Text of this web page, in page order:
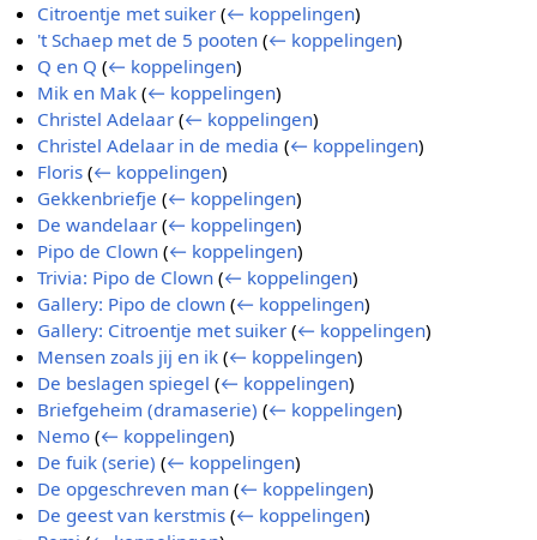
Citroentje met suiker (← koppelingen)
't Schaep met de 5 pooten (← koppelingen)
Q en Q (← koppelingen)
Mik en Mak (← koppelingen)
Christel Adelaar (← koppelingen)
Christel Adelaar in de media (← koppelingen)
Floris (← koppelingen)
Gekkenbriefje (← koppelingen)
De wandelaar (← koppelingen)
Pipo de Clown (← koppelingen)
Trivia: Pipo de Clown (← koppelingen)
Gallery: Pipo de clown (← koppelingen)
Gallery: Citroentje met suiker (← koppelingen)
Mensen zoals jij en ik (← koppelingen)
De beslagen spiegel (← koppelingen)
Briefgeheim (dramaserie) (← koppelingen)
Nemo (← koppelingen)
De fuik (serie) (← koppelingen)
De opgeschreven man (← koppelingen)
De geest van kerstmis (← koppelingen)